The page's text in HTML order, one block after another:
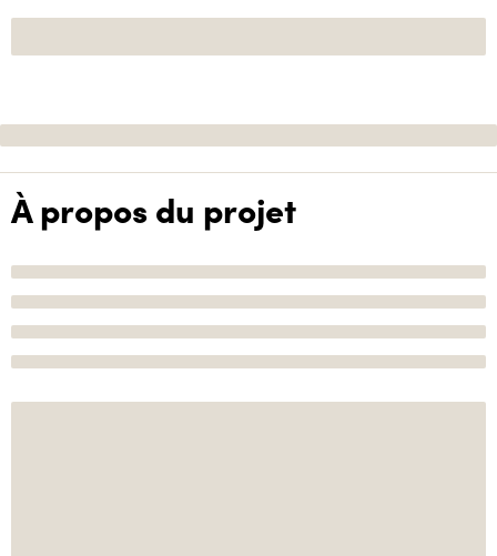
À propos du projet